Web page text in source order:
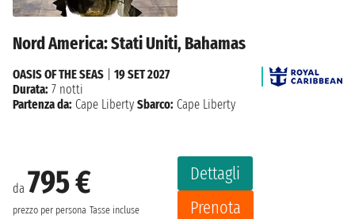
Nord America: Stati Uniti, Bahamas
da 795 €
prezzo per persona Tasse incluse
Dettagli
Prenota
OASIS OF THE SEAS
19 SET 2027
Durata: 7 notti
Partenza da: Cape Liberty Sbarco: Cape Liberty